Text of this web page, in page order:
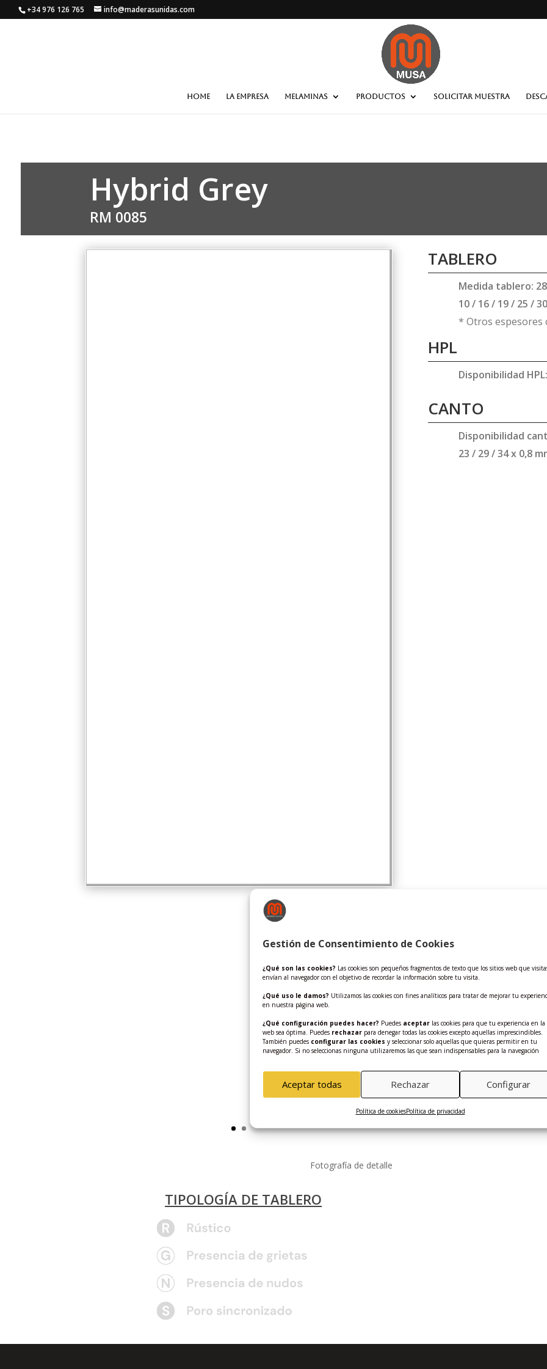
Gestión de Consentimiento de Cookies
¿Qué son las cookies? Las cookies son pequeños fragmentos de texto que los sitios web que
envían al navegador con el objetivo de recordar la información sobre tu visita.
¿Qué uso le damos? Utilizamos las cookies con fines analíticos para tratar de mejorar tu
en nuestra página web.
¿Qué configuración puedes hacer? Puedes aceptar las cookies para que tu experiencia en la
web sea óptima. Puedes rechazar para denegar todas las cookies excepto aquellas imprescindibles.
También puedes configurar las cookies y seleccionar solo aquellas que quieras permitir en tu
navegador. Si no seleccionas ninguna utilizaremos las que sean indispensables para la navegación
Aceptar todas Rechazar Configurar
Política de cookiesPolítica de privacidad
+34 976 126 765 info@maderasunidas.com
HOME LA EMPRESA MELAMINAS PRODUCTOS SOLICITAR MUESTRA
Hybrid Grey
RM 0085
Fotografía tablero completo
TABLERO
Medida tablero:
10 / 16 / 19 / 25 /
* Otros espesores
HPL
Disponibilidad
CANTO
Disponibilidad
23 / 29 / 34 x 0,8
Fotografía de detalle
Las muestras mostradas pueden diferir
Para una correspondencia exacta de
TIPOLOGÍA DE TABLERO